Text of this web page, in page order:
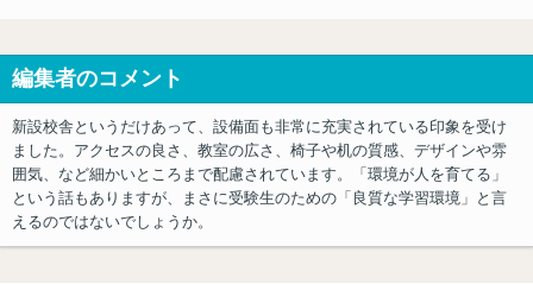
編集者のコメント
新設校舎というだけあって、設備面も非常に充実されている印象を受け
ました。アクセスの良さ、教室の広さ、椅子や机の質感、デザインや雰
囲気、など細かいところまで配慮されています。「環境が人を育てる」
という話もありますが、まさに受験生のための「良質な学習環境」と言
えるのではないでしょうか。